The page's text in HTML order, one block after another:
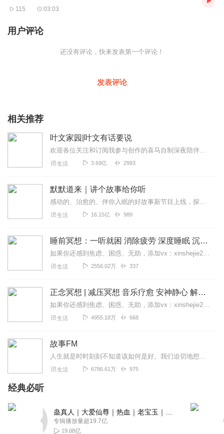
115 03:03
用户评论
还没有评论，快来发表第一个评论！
发表评论
相关推荐
叶文家园|叶文有话要说
欢迎各位关注和订阅我参与创作的喜马自制深夜陪伴谈话栏目《听你说·百态人声》【听你说·百态人声】每晚直播连线真实人间故事|叶文现场互动中|人间冷暖，抱团取暖每周...
生活 3.69亿 2993
默默道来｜讲个故事给你听
感动的、治愈的、伴你入眠的好故事新节目上线，探索现实世界的无尽魅力，追求对生活的真实记录《听见人间真相》（点击名称，直达专辑）网易人间故事集持续更新中，邀您关注...
生活 16.15亿 989
睡前冥想：一听就困 消除疲劳 深度睡眠 沉浸体验
如果你还感到焦虑、困惑、无助，添加vx：xinshejie2018、vx公众号：宣萱心伴，与主播宣萱开启心灵交流之旅，共建温暖的精神家园！如果你喜欢我的内容，请...
生活 2556.02万 337
正念冥想 | 减压冥想 音乐疗愈 安神静心 解郁降噪
如果你还感到焦虑、困惑、无助，添加vx：xinshejie2018、vx公众号：宣萱心伴，与主播宣萱开启心灵交流之旅，共建温暖的精神家园！如果你喜欢我的内容，请...
生活 4955.18万 668
故事FM
人生就是时时刻刻不知道该如何是好。我们迫切地想知道怎么解决问题，也同样挣扎着寻求理解和安慰。这样的你，并不孤独。重获新生的抑郁症病人；用一辈子摆脱原生家庭阴影的...
生活 6786.61万 975
经典必听
专辑播放量超19.7亿
19.08亿